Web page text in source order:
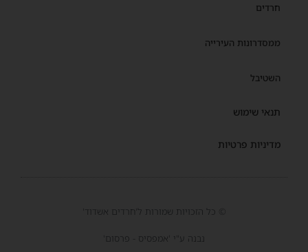
חרדים
ממסדרונות העירייה
השטיבל
תנאי שימוש
מדיניות פרטיות
© כל הזכויות שמורות ל'חרדים אשדוד'
נבנה ע"י 'אמפסיס - פרסום'